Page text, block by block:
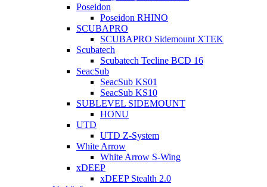
Poseidon
Poseidon RHINO
SCUBAPRO
SCUBAPRO Sidemount XTEK
Scubatech
Scubatech Tecline BCD 16
SeacSub
SeacSub KS01
SeacSub KS10
SUBLEVEL SIDEMOUNT
HONU
UTD
UTD Z-System
White Arrow
White Arrow S-Wing
xDEEP
xDEEP Stealth 2.0